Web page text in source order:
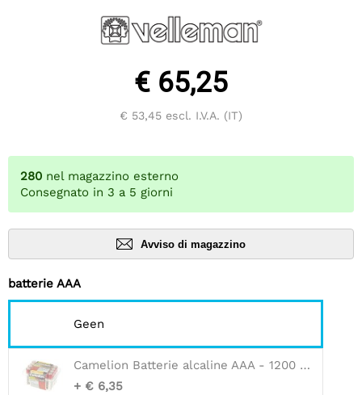
€ 65,25
€ 53,45 escl. I.V.A. (IT)
280 nel magazzino esterno
Consegnato in 3 a 5 giorni
Avviso di magazzino
batterie AAA
Geen
Camelion Batterie alcaline AAA - 1200 mah - 24 pz
+ € 6,35